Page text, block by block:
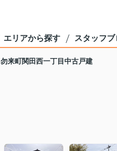
エリアから探す スタッフブ
勿来町関田西一丁目中古戸建